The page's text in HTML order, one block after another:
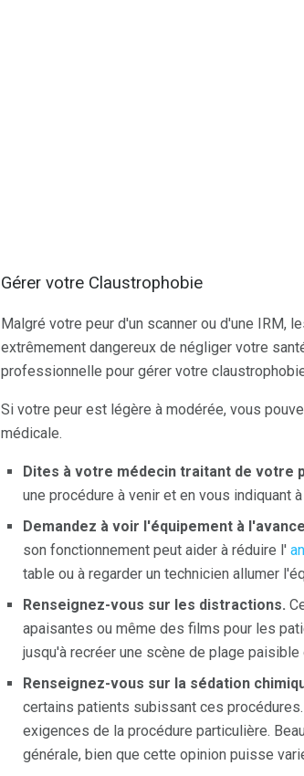
Gérer votre Claustrophobie
Malgré votre peur d'un scanner ou d'une IRM,
extrêmement dangereux de négliger votre
professionnelle pour gérer votre
Si votre peur est légère à modérée, vous
médicale.
Dites à votre médecin traitant de votre
une procédure à venir et en vous indiquant
Demandez à voir l'équipement à
son fonctionnement peut aider à réduire l'
table ou à regarder un technicien allumer
Renseignez-vous sur les distractions.
apaisantes ou même des films pour les
jusqu'à recréer une scène de plage
Renseignez-vous sur la sédation
certains patients subissant ces
exigences de la procédure particulière.
générale, bien que cette opinion puisse